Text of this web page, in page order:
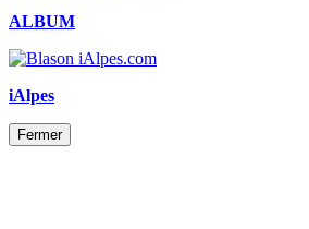
ALBUM
iAlpes
Fermer